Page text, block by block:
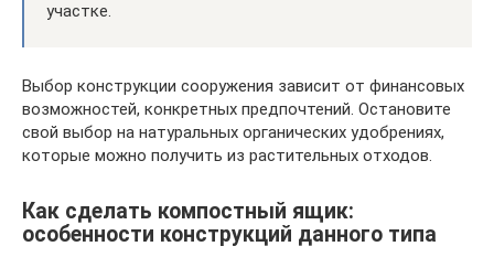
участке.
Выбор конструкции сооружения зависит от финансовых
возможностей, конкретных предпочтений. Остановите
свой выбор на натуральных органических удобрениях,
которые можно получить из растительных отходов.
Как сделать компостный ящик:
особенности конструкций данного типа